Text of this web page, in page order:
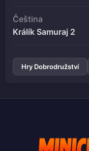
Čeština
Králík Samuraj 2
Hry Dobrodružství